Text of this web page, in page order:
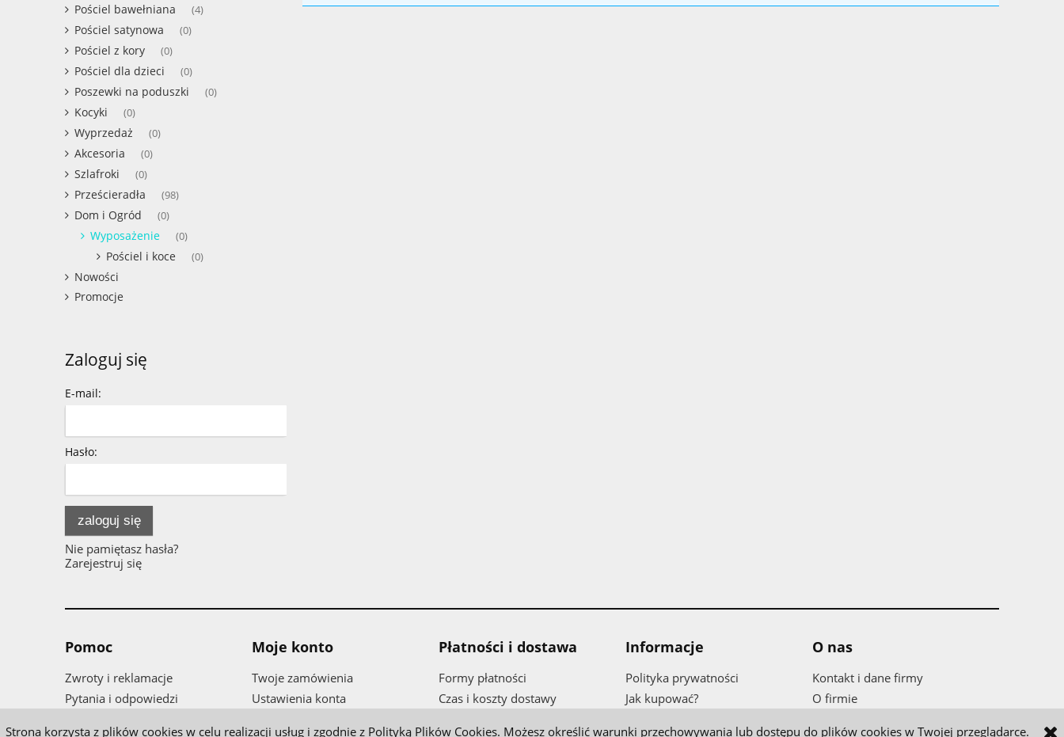
Strona korzysta z plików cookies w celu realizacji usług i zgodnie z Polityką Plików Cookies. Możesz określić warunki przechowywania lub dostępu do plików cookies w Twojej przeglądarce.
Pościel bawełniana (4)
Pościel satynowa (0)
Pościel z kory (0)
Pościel dla dzieci (0)
Poszewki na poduszki (0)
Kocyki (0)
Wyprzedaż (0)
Akcesoria (0)
Szlafroki (0)
Prześcieradła (98)
Dom i Ogród (0)
Wyposażenie (0)
Pościel i koce (0)
Nowości
Promocje
Zaloguj się
E-mail:
Hasło:
zaloguj się
Nie pamiętasz hasła?
Zarejestruj się
Pomoc
Zwroty i reklamacje
Pytania i odpowiedzi
Moje konto
Twoje zamówienia
Ustawienia konta
Płatności i dostawa
Formy płatności
Czas i koszty dostawy
Informacje
Polityka prywatności
Jak kupować?
O nas
Kontakt i dane firmy
O firmie